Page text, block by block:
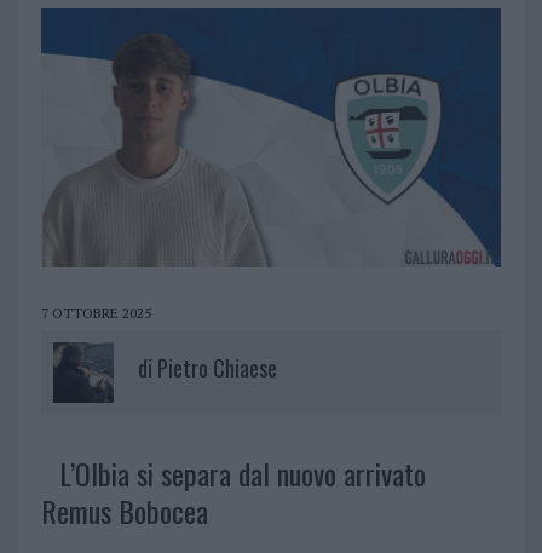
7 OTTOBRE 2025
di Pietro Chiaese
L’Olbia si separa dal nuovo arrivato
Remus Bobocea